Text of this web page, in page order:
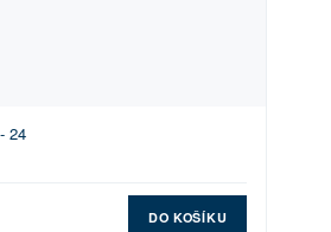
24
DO KOŠÍKU